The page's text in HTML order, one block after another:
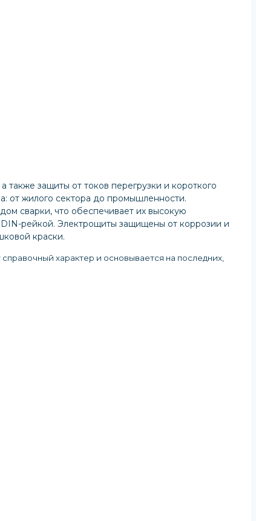
защиты от токов перегрузки и короткого
от жилого сектора до промышленности.
сварки, что обеспечивает их высокую
рейкой. Электрощиты защищены от коррозии и
краски.
характер и основывается на последних,